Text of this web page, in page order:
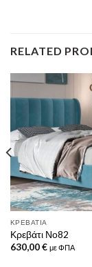
RELATED
ΚΡΕΒΆΤΙΑ
Κρεβάτι Νο82
630,00€ με ΦΠΑ